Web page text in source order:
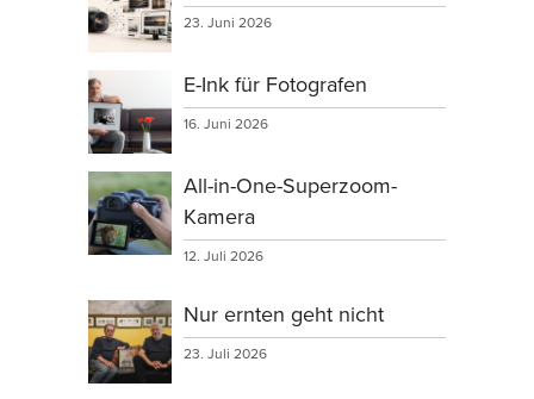
23. Juni 2026
E-Ink für Fotografen
16. Juni 2026
All-in-One-Superzoom-
Kamera
12. Juli 2026
Nur ernten geht nicht
23. Juli 2026